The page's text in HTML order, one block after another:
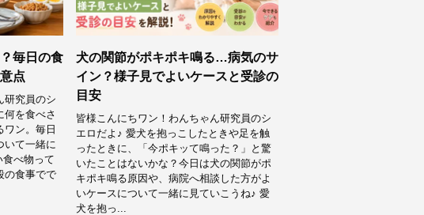
毎日の食
点
研究員のシ
何を食べさ
ワン。毎日
いて一緒に
べ物って
の食事でで
犬の関節がポキポキ鳴る…病気のサ
イン？様子見でよいケースと受診の
目安
皆様こんにちワン！わんちゃん研究員のシ
エロだよ♪ 愛犬を抱っこしたときや足を触
ったときに、「今ポキッて鳴った？」と驚
いたことはないかな？今日は犬の関節がポ
キポキ鳴る原因や、病院へ相談した方がよ
いケースについて一緒に見ていこうね♪ 愛
犬を抱っ...